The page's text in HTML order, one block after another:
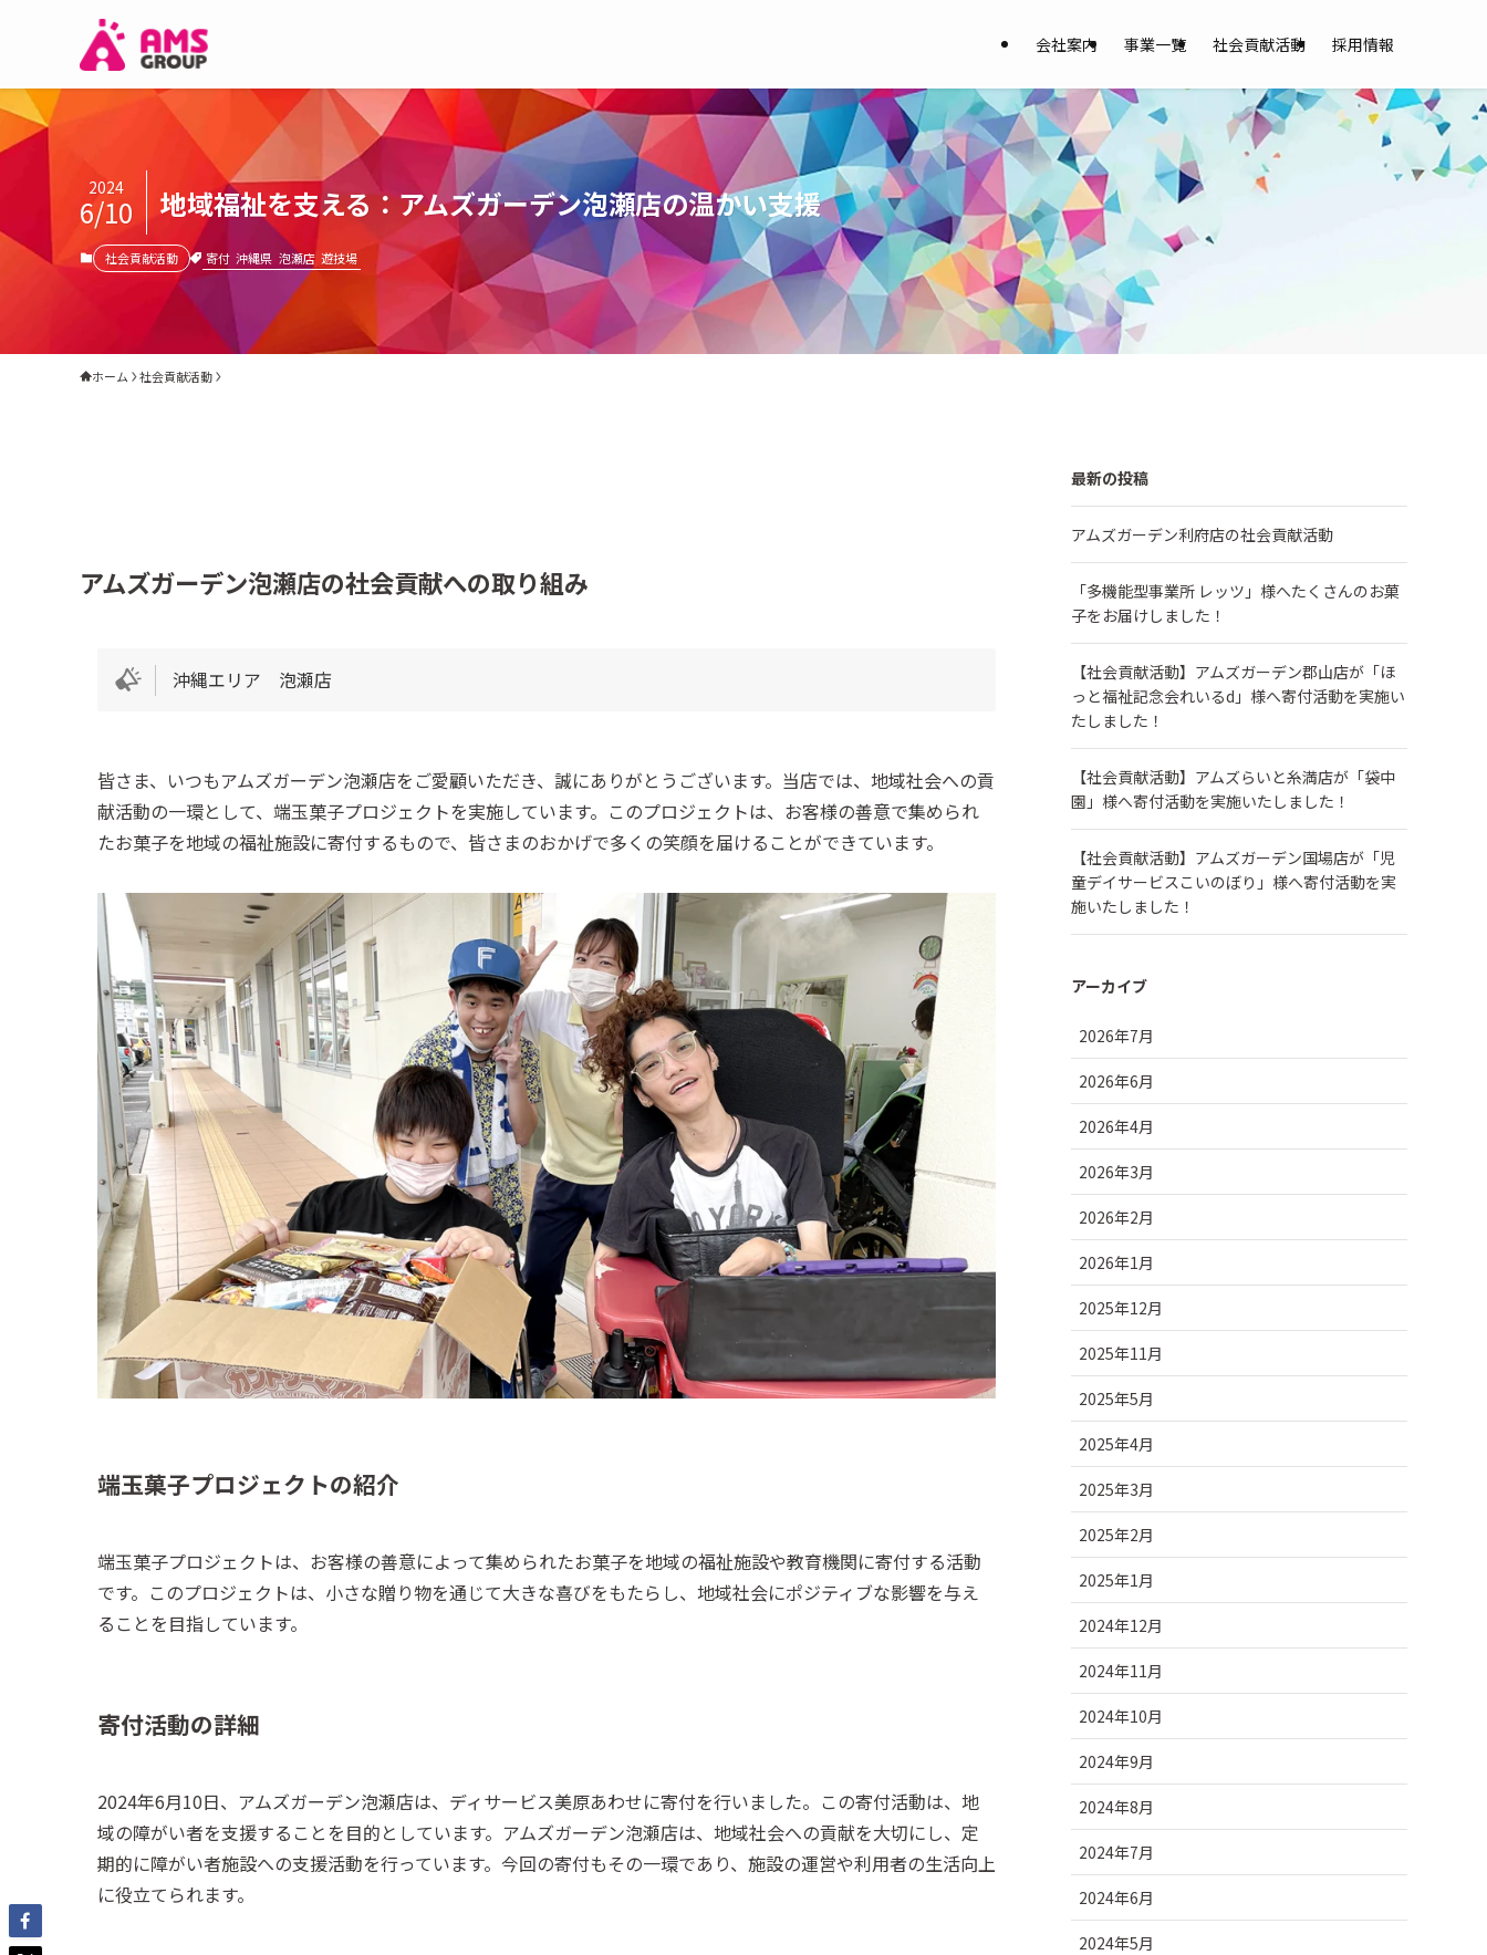
会社案内 事業一覧 社会貢献活動 採用情報
地域福祉を支える：アムズガーデン泡瀬店の温かい支援
2024
6/10
社会貢献活動 寄付 沖縄県 泡瀬店 遊技場
ホーム 社会貢献活動
アムズガーデン泡瀬店の社会貢献への取り組み
沖縄エリア 泡瀬店
皆さま、いつもアムズガーデン泡瀬店をご愛顧いただき、誠にありがとうございます。当店では、地域社会への貢
献活動の一環として、端玉菓子プロジェクトを実施しています。このプロジェクトは、お客様の善意で集められ
たお菓子を地域の福祉施設に寄付するもので、皆さまのおかげで多くの笑顔を届けることができています。
端玉菓子プロジェクトの紹介
端玉菓子プロジェクトは、お客様の善意によって集められたお菓子を地域の福祉施設や教育機関に寄付する活動
です。このプロジェクトは、小さな贈り物を通じて大きな喜びをもたらし、地域社会にポジティブな影響を与え
ることを目指しています。
寄付活動の詳細
2024年6月10日、アムズガーデン泡瀬店は、ディサービス美原あわせに寄付を行いました。この寄付活動は、地
域の障がい者を支援することを目的としています。アムズガーデン泡瀬店は、地域社会への貢献を大切にし、定
期的に障がい者施設への支援活動を行っています。今回の寄付もその一環であり、施設の運営や利用者の生活向上
に役立てられます。
最新の投稿
アムズガーデン利府店の社会貢献活動
「多機能型事業所 レッツ」様へたくさんのお菓
子をお届けしました！
【社会貢献活動】アムズガーデン郡山店が「ほ
っと福祉記念会れいるd」様へ寄付活動を実施い
たしました！
【社会貢献活動】アムズらいと糸満店が「袋中
園」様へ寄付活動を実施いたしました！
【社会貢献活動】アムズガーデン国場店が「児
童デイサービスこいのぼり」様へ寄付活動を実
施いたしました！
アーカイブ
2026年7月
2026年6月
2026年4月
2026年3月
2026年2月
2026年1月
2025年12月
2025年11月
2025年5月
2025年4月
2025年3月
2025年2月
2025年1月
2024年12月
2024年11月
2024年10月
2024年9月
2024年8月
2024年7月
2024年6月
2024年5月